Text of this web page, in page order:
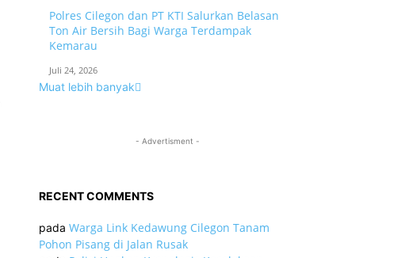
Polres Cilegon dan PT KTI Salurkan Belasan
Ton Air Bersih Bagi Warga Terdampak
Kemarau
Juli 24, 2026
Muat lebih banyak
- Advertisment -
RECENT COMMENTS
pada Warga Link Kedawung Cilegon Tanam
Pohon Pisang di Jalan Rusak